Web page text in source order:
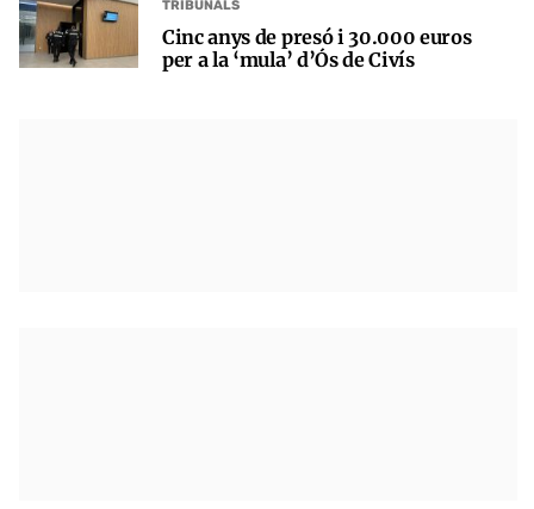
TRIBUNALS
Cinc anys de presó i 30.000 euros
per a la ‘mula’ d’Ós de Civís